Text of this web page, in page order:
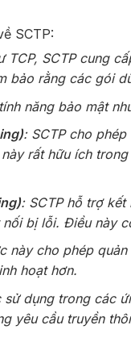
SCTP:
TCP, SCTP cung
bảo rằng các gói
năng bảo mật
: SCTP cho
rất hữu ích
: SCTP hỗ trợ kết
bị lỗi. Điều này
này cho phép
hoạt hơn.
dụng trong các
yêu cầu truyền